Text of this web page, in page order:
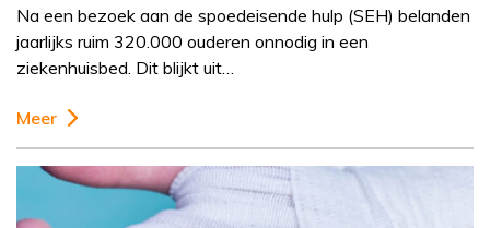
Na een bezoek aan de spoedeisende hulp (SEH) belanden
jaarlijks ruim 320.000 ouderen onnodig in een
ziekenhuisbed. Dit blijkt uit…
Meer